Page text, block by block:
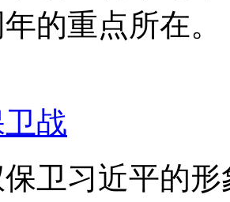
的重点所在。
战
卫习近平的